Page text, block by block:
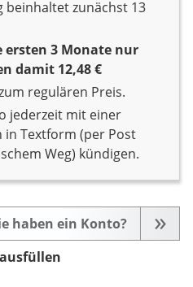
beinhaltet zunächst 13
ersten 3 Monate nur
damit 12,48 €
regulären Preis.
jederzeit mit einer
in Textform (per Post
Weg) kündigen.
haben ein Konto?